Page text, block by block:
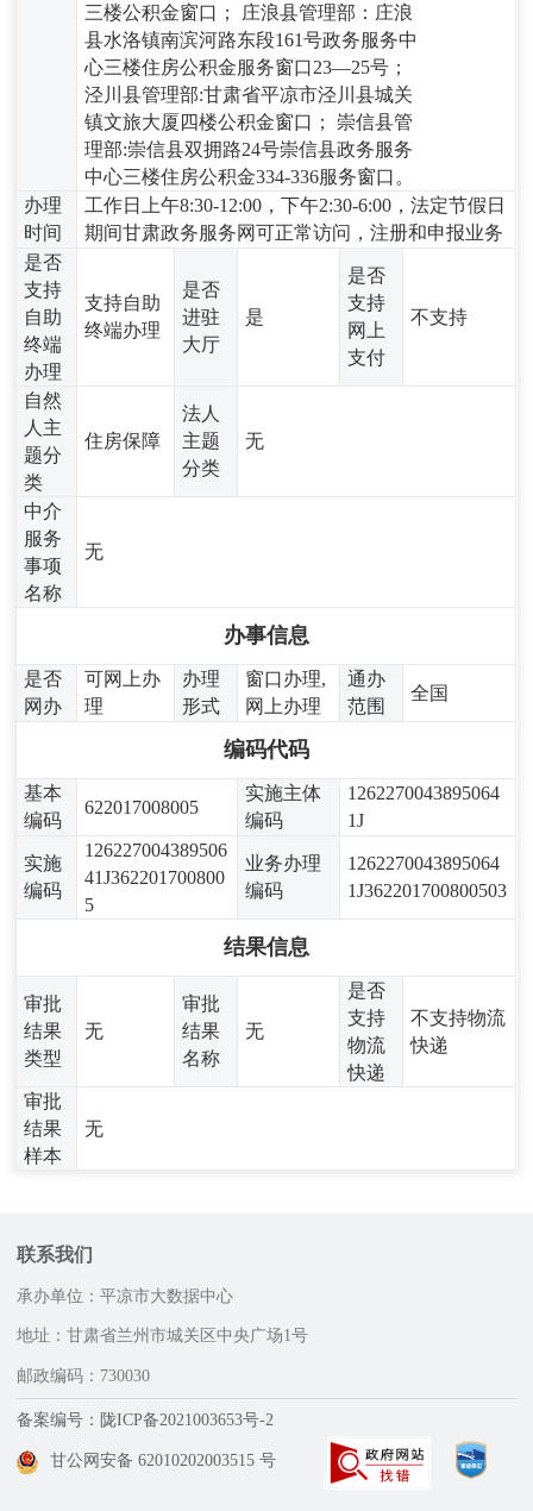
三楼公积金窗口； 庄浪县管理部：庄浪
县水洛镇南滨河路东段161号政务服务中
心三楼住房公积金服务窗口23—25号；
泾川县管理部:甘肃省平凉市泾川县城关
镇文旅大厦四楼公积金窗口； 崇信县管
理部:崇信县双拥路24号崇信县政务服务
中心三楼住房公积金334-336服务窗口。
办理
时间
工作日上午8:30-12:00，下午2:30-6:00，法定节假日
期间甘肃政务服务网可正常访问，注册和申报业务
是否
支持
自助
终端
办理
支持自助
终端办理
是否
进驻
大厅
是
是否
支持
网上
支付
不支持
自然
人主
题分
类
住房保障
法人
主题
分类
无
中介
服务
事项
名称
无
办事信息
是否
网办
可网上办
理
办理
形式
窗口办理,
网上办理
通办
范围
全国
编码代码
基本
编码
622017008005
实施主体
编码
1262270043895064
1J
实施
编码
126227004389506
41J362201700800
5
业务办理
编码
1262270043895064
1J362201700800503
结果信息
审批
结果
类型
无
审批
结果
名称
无
是否
支持
物流
快递
不支持物流
快递
审批
结果
样本
无
联系我们
承办单位：平凉市大数据中心
地址：甘肃省兰州市城关区中央广场1号
邮政编码：730030
备案编号：陇ICP备2021003653号-2
甘公网安备 62010202003515 号